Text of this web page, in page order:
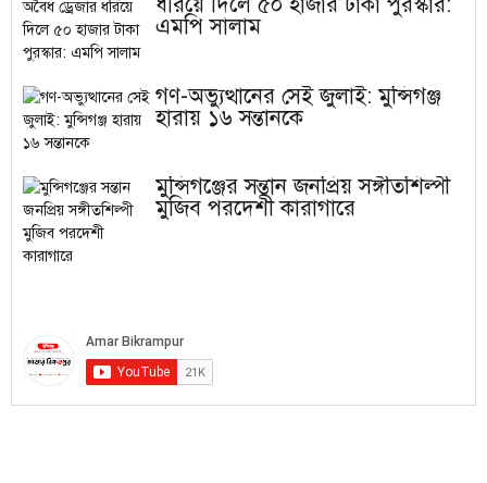
এমপি সালাম
গণ-অভ্যুত্থানের সেই জুলাই: মুন্সিগঞ্জ
হারায় ১৬ সন্তানকে
মুন্সিগঞ্জের সন্তান জনপ্রিয় সঙ্গীতশিল্পী
মুজিব পরদেশী কারাগারে